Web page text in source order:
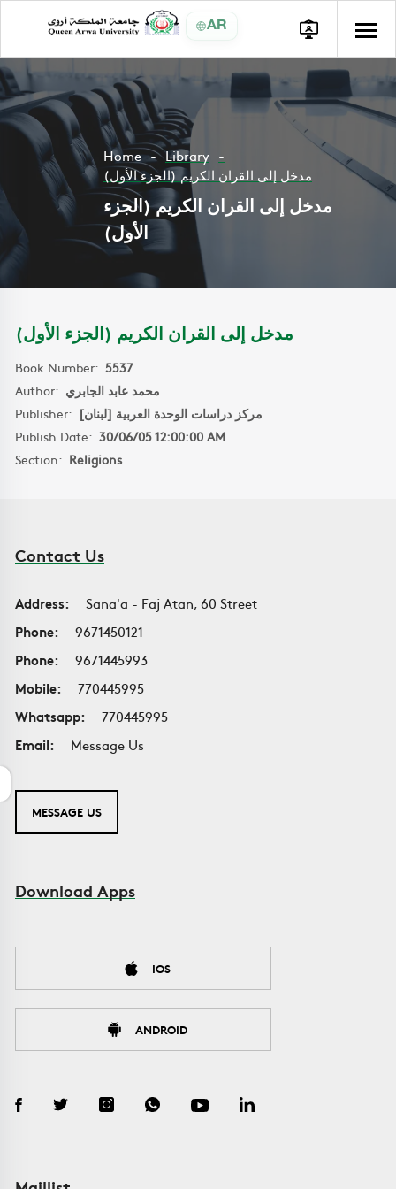
AR
Home
Library
مدخل إلى القران الكريم (الجزء الأول)
مدخل إلى القران الكريم (الجزء
الأول)
مدخل إلى القران الكريم (الجزء الأول)
Book Number: 5537
Author: محمد عابد الجابري
Publisher: مركز دراسات الوحدة العربية [لبنان]
Publish Date: 30/06/05 12:00:00 AM
Section: Religions
Contact Us
Address:
Sana'a - Faj Atan, 60 Street
Phone:
9671450121
Phone:
9671445993
Mobile:
770445995
Whatsapp:
770445995
Email:
Message Us
MESSAGE US
Download Apps
IOS
ANDROID